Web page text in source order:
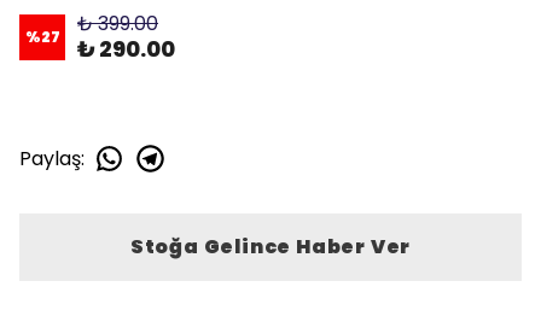
%27 ₺ 399.00
₺ 290.00
Paylaş:
Stoğa Gelince Haber Ver